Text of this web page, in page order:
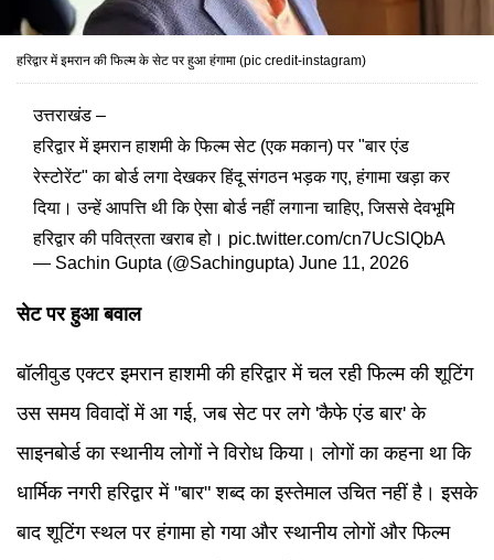
हरिद्वार में इमरान की फिल्म के सेट पर हुआ हंगामा (pic credit-instagram)
उत्तराखंड –
हरिद्वार में इमरान हाशमी के फिल्म सेट (एक मकान) पर "बार एंड
रेस्टोरेंट" का बोर्ड लगा देखकर हिंदू संगठन भड़क गए, हंगामा खड़ा कर
दिया। उन्हें आपत्ति थी कि ऐसा बोर्ड नहीं लगाना चाहिए, जिससे देवभूमि
हरिद्वार की पवित्रता खराब हो। pic.twitter.com/cn7UcSlQbA
— Sachin Gupta (@Sachingupta) June 11, 2026
सेट पर हुआ बवाल
बॉलीवुड एक्टर इमरान हाशमी की हरिद्वार में चल रही फिल्म की शूटिंग
उस समय विवादों में आ गई, जब सेट पर लगे 'कैफे एंड बार' के
साइनबोर्ड का स्थानीय लोगों ने विरोध किया। लोगों का कहना था कि
धार्मिक नगरी हरिद्वार में "बार" शब्द का इस्तेमाल उचित नहीं है। इसके
बाद शूटिंग स्थल पर हंगामा हो गया और स्थानीय लोगों और फिल्म